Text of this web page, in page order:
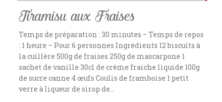
Tiramisu aux Fraises
Temps de préparation : 30 minutes – Temps de repos
: 1 heure – Pour 6 personnes Ingrédients 12 biscuits à
la cuillère 500g de fraises 250g de mascarpone 1
sachet de vanille 30cl de crème fraiche liquide 100g
de sucre canne 4 œufs Coulis de framboise 1 petit
verre à liqueur de sirop de…